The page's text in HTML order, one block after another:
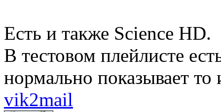
Есть и также Science HD.
В тестовом плейлисте
нормально показывает то
vik2mail